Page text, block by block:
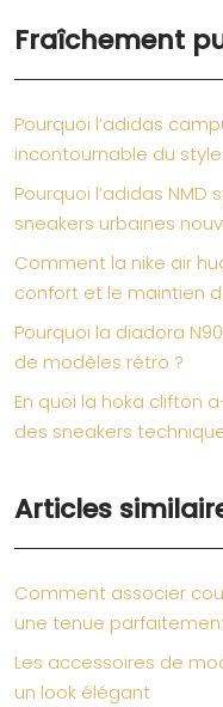
Fraîchement
Pourquoi l’adidas
incontournable du
Pourquoi l’adidas
sneakers urbaines
Comment la nike air
confort et le maintien
Pourquoi la diadora
de modèles rétro ?
En quoi la hoka clifton
des sneakers
Articles
Comment associer
une tenue
Les accessoires de
un look élégant